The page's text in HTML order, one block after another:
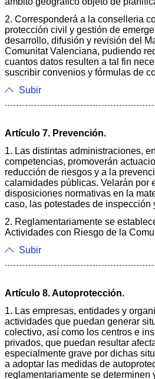
2. Corresponderá a la conselleria
protección civil y gestión de
desarrollo, difusión y revisión del
Comunitat Valenciana, pudiendo
cuantos datos resulten a tal fin
suscribir convenios y fórmulas de
Subir
Artículo 7. Prevención.
1. Las distintas administraciones,
competencias, promoverán
reducción de riesgos y a la
calamidades públicas. Velarán por
disposiciones normativas en la
caso, las potestades de inspección
2. Reglamentariamente se
Actividades con Riesgo de la
Subir
Artículo 8. Autoprotección.
1. Las empresas, entidades y
actividades que puedan generar
colectivo, así como los centros e
privados, que puedan resultar
especialmente grave por dichas
a adoptar las medidas de
reglamentariamente se determinen